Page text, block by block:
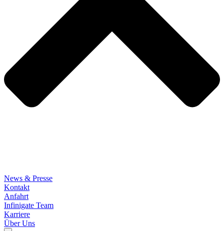
News & Presse
Kontakt
Anfahrt
Infinigate Team
Karriere
Über Uns